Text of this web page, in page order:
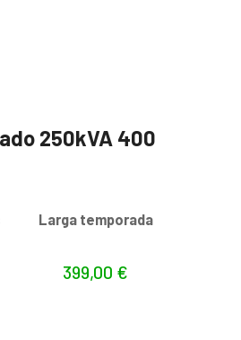
250kVA 400
Larga temporada
399,00 €